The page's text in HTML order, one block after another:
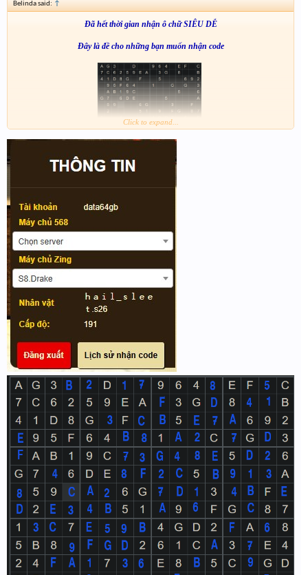
Belinda said: ↑
Đã hết thời gian nhận ô chữ SIÊU DỄ
Đây là đề cho những bạn muốn nhận code
Click to expand...